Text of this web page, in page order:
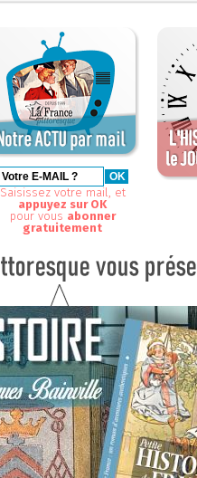
Saisissez votre mail, et
appuyez sur OK
pour vous abonner
gratuitement